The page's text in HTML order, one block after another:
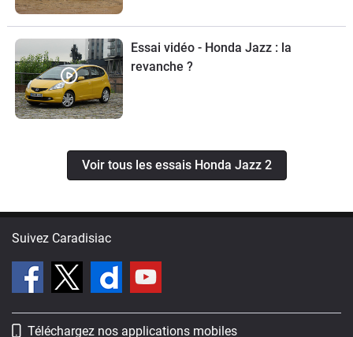
Essai vidéo - Honda Jazz : la
revanche ?
Voir tous les essais Honda Jazz 2
Suivez Caradisiac
Téléchargez nos applications mobiles